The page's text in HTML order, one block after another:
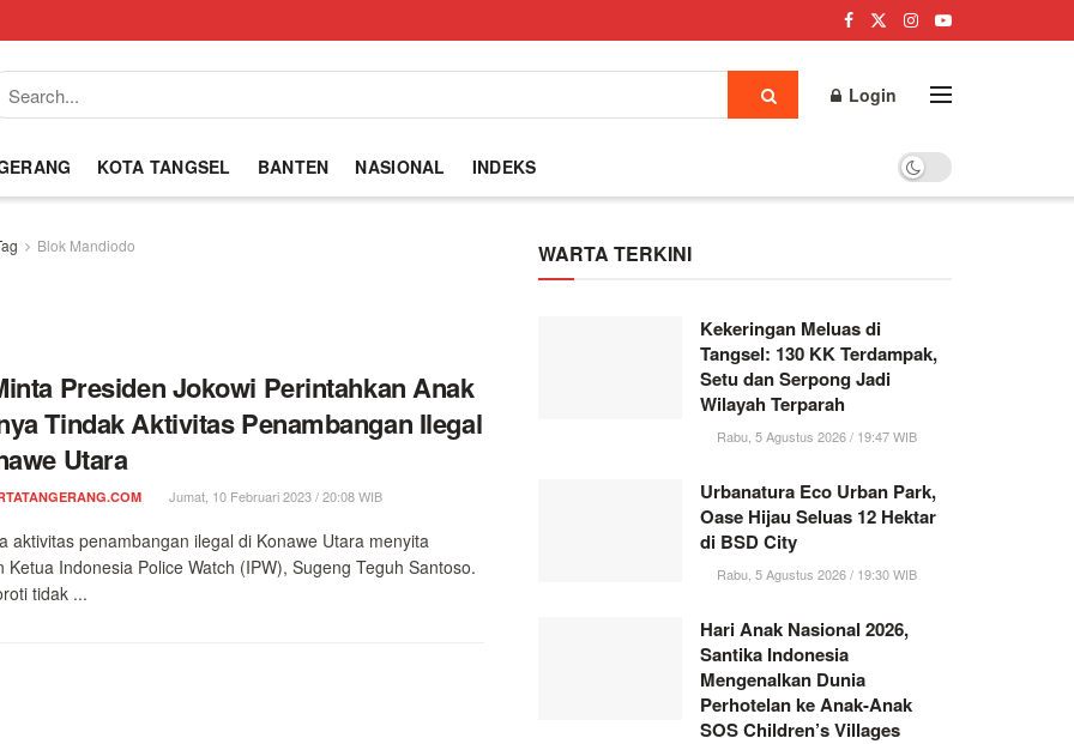
Login
KOTA TANGSEL BANTEN NASIONAL INDEKS
Blok Mandiodo
Presiden Jokowi Perintahkan Anak
Tindak Aktivitas Penambangan Ilegal
Utara
Jumat, 10 Februari 2023 / 20:08 WIB
aktivitas penambangan ilegal di Konawe Utara menyita
Ketua Indonesia Police Watch (IPW), Sugeng Teguh Santoso.
tidak ...
WARTA TERKINI
Kekeringan Meluas di
Tangsel: 130 KK Terdampak,
Setu dan Serpong Jadi
Wilayah Terparah
Rabu, 5 Agustus 2026 / 19:47 WIB
Urbanatura Eco Urban Park,
Oase Hijau Seluas 12 Hektar
di BSD City
Rabu, 5 Agustus 2026 / 19:30 WIB
Hari Anak Nasional 2026,
Santika Indonesia
Mengenalkan Dunia
Perhotelan ke Anak-Anak
SOS Children’s Villages